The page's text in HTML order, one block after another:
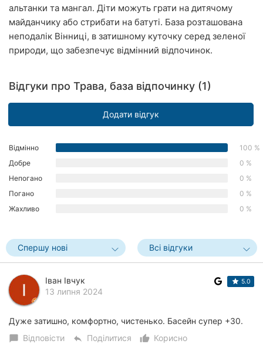
Одеса
Кропивницький
Харків
Дніпро
Львів
Кривий
Ріг
Херсон
Полтава
Чернігів
Черкаси
альтанки та мангал. Діти можуть грати на дитячому
майданчику або стрибати на батуті. База розташована
неподалік Вінниці, в затишному куточку серед зеленої
природи, що забезпечує відмінний відпочинок.
Відгуки про Трава, база відпочинку (1)
Додати відгук
Відмінно
100 %
Добре
0 %
Непогано
0 %
Погано
0 %
Жахливо
0 %
Спершу нові Всі відгуки
Іван Івчук
13 липня 2024
5.0
Дуже затишно, комфортно, чистенько. Басейн супер +30.
chat_bubble Відповісти reply Поділитися thumb_up_alt
Корисно